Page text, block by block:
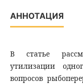
АННОТАЦИЯ
В статье
утилизации
вопросов